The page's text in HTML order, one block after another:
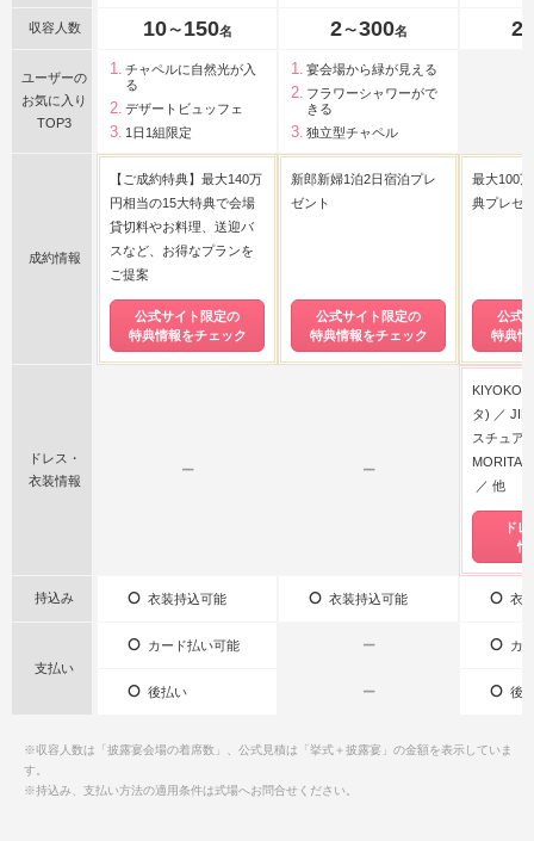
収容人数 10 〜 150名 2 〜 300名 2
ユーザーの
お気に入り
TOP3
チャペルに自然光が入
る
デザートビュッフェ
1日1組限定
宴会場から緑が見える
フラワーシャワーがで
きる
独立型チャペル
成約情報
【ご成約特典】最大140万
円相当の15大特典で会場
貸切料やお料理、送迎バ
スなど、お得なプランを
ご提案
公式サイト限定の
特典情報をチェック
新郎新婦1泊2日宿泊プレ
ゼント
公式サイト限定の
特典情報をチェック
最大100
典プレゼ
公式
特典情
ドレス・
衣装情報
ー ー
KIYOKO
タ)
スチュア
MORITA
他
ド
情
持込み 衣装持込可能 衣装持込可能 衣
支払い
カード払い可能 ー カ
後払い ー 後
※収容人数は「披露宴会場の着席数」、公式見積は「挙式＋披露宴」の金額を表示していま
す。
※持込み、支払い方法の適用条件は式場へお問合せください。